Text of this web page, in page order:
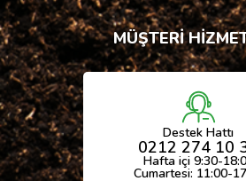
MÜŞTERİ
Destek Hattı
0212 274 10
Hafta içi 9:30-
Cumartesi: 11:00-